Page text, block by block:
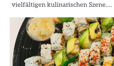
vielfältigen kulinarischen Szene.…